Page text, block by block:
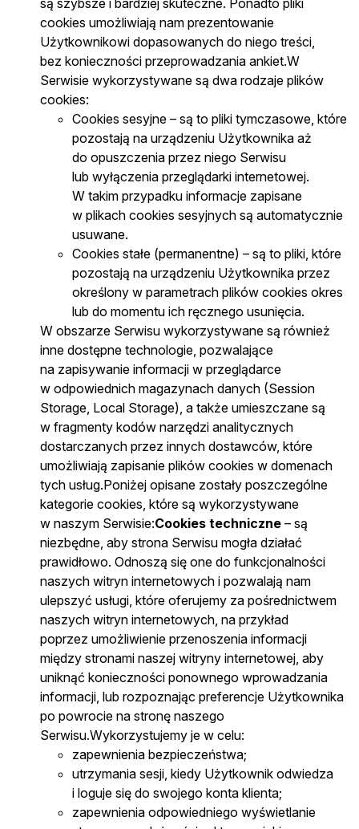
są szybsze i bardziej skuteczne. Ponadto pliki
cookies umożliwiają nam prezentowanie
Użytkownikowi dopasowanych do niego treści,
bez konieczności przeprowadzania ankiet.W
Serwisie wykorzystywane są dwa rodzaje plików
cookies:
Cookies sesyjne – są to pliki tymczasowe, które
pozostają na urządzeniu Użytkownika aż
do opuszczenia przez niego Serwisu
lub wyłączenia przeglądarki internetowej.
W takim przypadku informacje zapisane
w plikach cookies sesyjnych są automatycznie
usuwane.
Cookies stałe (permanentne) – są to pliki, które
pozostają na urządzeniu Użytkownika przez
określony w parametrach plików cookies okres
lub do momentu ich ręcznego usunięcia.
W obszarze Serwisu wykorzystywane są również
inne dostępne technologie, pozwalające
na zapisywanie informacji w przeglądarce
w odpowiednich magazynach danych (Session
Storage, Local Storage), a także umieszczane są
w fragmenty kodów narzędzi analitycznych
dostarczanych przez innych dostawców, które
umożliwiają zapisanie plików cookies w domenach
tych usług.Poniżej opisane zostały poszczególne
kategorie cookies, które są wykorzystywane
w naszym Serwisie:Cookies techniczne – są
niezbędne, aby strona Serwisu mogła działać
prawidłowo. Odnoszą się one do funkcjonalności
naszych witryn internetowych i pozwalają nam
ulepszyć usługi, które oferujemy za pośrednictwem
naszych witryn internetowych, na przykład
poprzez umożliwienie przenoszenia informacji
między stronami naszej witryny internetowej, aby
uniknąć konieczności ponownego wprowadzania
informacji, lub rozpoznając preferencje Użytkownika
po powrocie na stronę naszego
Serwisu.Wykorzystujemy je w celu:
zapewnienia bezpieczeństwa;
utrzymania sesji, kiedy Użytkownik odwiedza
i loguje się do swojego konta klienta;
zapewnienia odpowiedniego wyświetlanie